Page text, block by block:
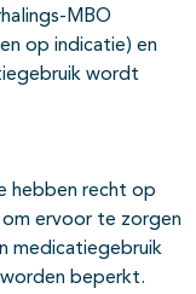
MBO
op indicatie) en
wordt
hebben recht op
ervoor te zorgen
medicatiegebruik
beperkt.